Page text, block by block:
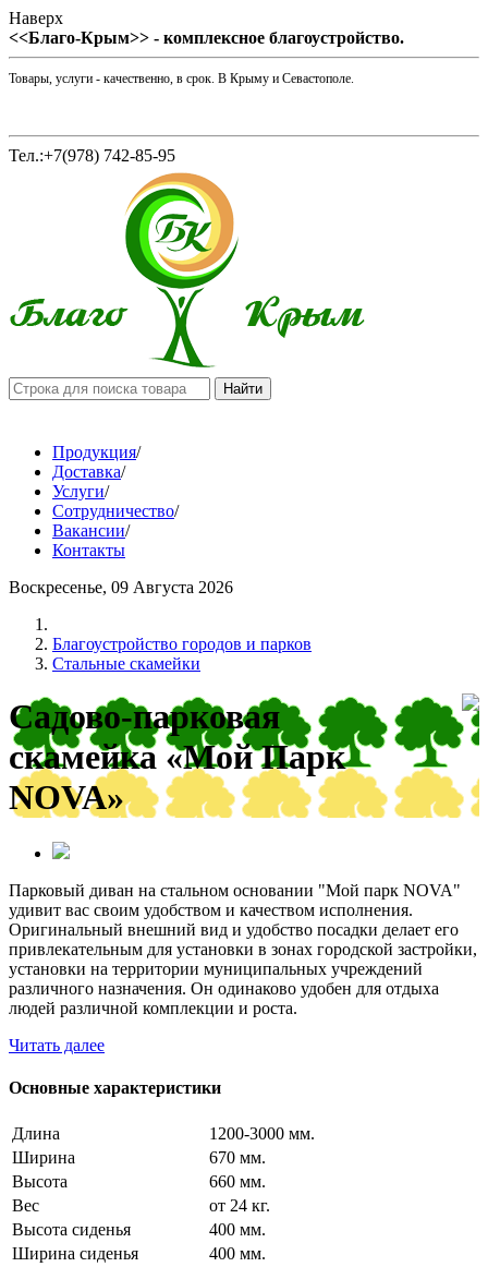
Наверх
<<Благо-Крым>> - комплексное благоустройство.
Товары, услуги - качественно, в срок. В Крыму и Севастополе.
Тел.:+7(978) 742-85-95
Продукция/
Доставка/
Услуги/
Сотрудничество/
Вакансии/
Контакты
Воскресенье, 09 Августа 2026
Благоустройство городов и парков
Стальные скамейки
Садово-парковая
скамейка «Мой Парк
NOVA»
Парковый диван на стальном основании "Мой парк NOVA"
удивит вас своим удобством и качеством исполнения.
Оригинальный внешний вид и удобство посадки делает его
привлекательным для установки в зонах городской застройки,
установки на территории муниципальных учреждений
различного назначения. Он одинаково удобен для отдыха
людей различной комплекции и роста.
Читать далее
Основные характеристики
Длина
1200-3000 мм.
Ширина
670 мм.
Высота
660 мм.
Вес
от 24 кг.
Высота сиденья
400 мм.
Ширина сиденья
400 мм.